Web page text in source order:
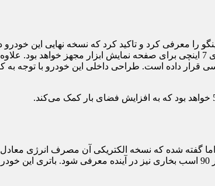
10.1 اینچی برای سیستم اطلاعاتی-سرگرمی و یک صفحه نمایش مجازی 7 اینچی
قرار داده است. طراحی داخلی این خودرو با توجه